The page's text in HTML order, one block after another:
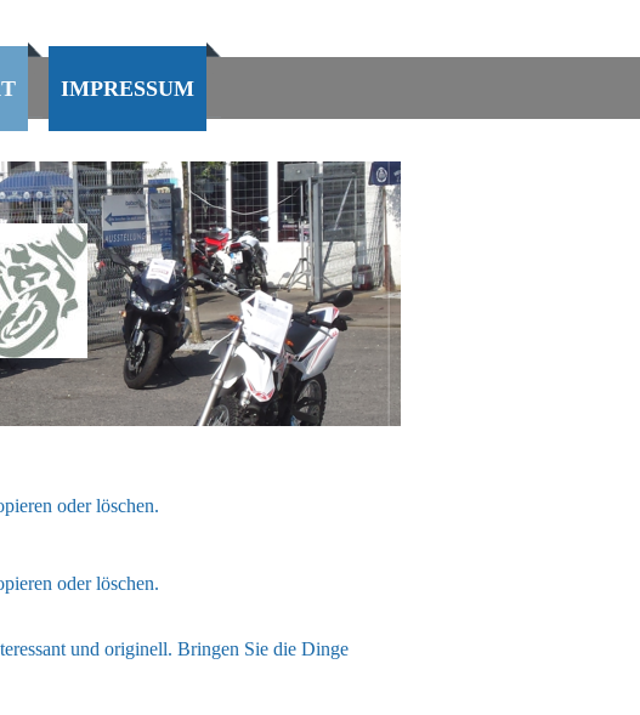
IMPRESSUM
oder löschen.
oder löschen.
und originell. Bringen Sie die Dinge